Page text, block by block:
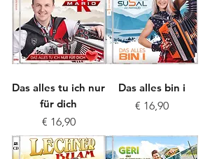
Das alles tu ich nur
für dich
Preis
€ 16,90
Das alles bin i
Preis
€ 16,90